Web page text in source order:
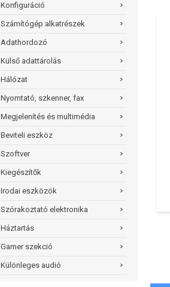
Konfiguráció
Számítógép alkatrészek
Adathordozó
Külső adattárolás
Hálózat
Nyomtató, szkenner, fax
Megjelenítés és multimédia
Beviteli eszköz
Szoftver
Kiegészítők
Irodai eszközök
Szórakoztató elektronika
Háztartás
Gamer szekció
Különleges audió